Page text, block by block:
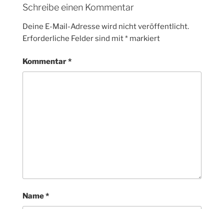
Schreibe einen Kommentar
Deine E-Mail-Adresse wird nicht veröffentlicht.
Erforderliche Felder sind mit* markiert
Kommentar*
Name*